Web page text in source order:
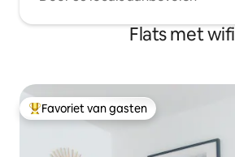
Flats met wifi
Topfavoriet van gasten
Favoriet van gasten